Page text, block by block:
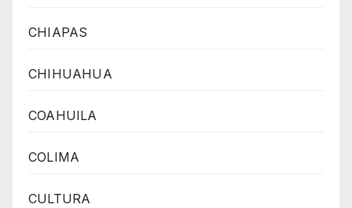
CHIAPAS
CHIHUAHUA
COAHUILA
COLIMA
CULTURA